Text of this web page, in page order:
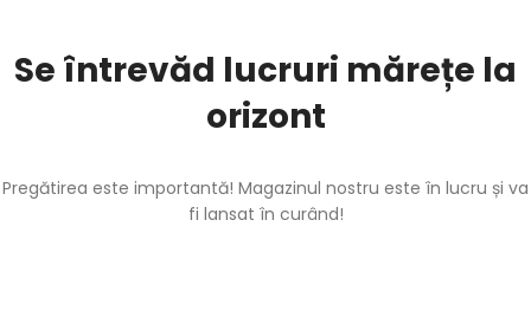
Se întrevăd lucruri mărețe la
orizont
Pregătirea este importantă! Magazinul nostru este în lucru și va
fi lansat în curând!